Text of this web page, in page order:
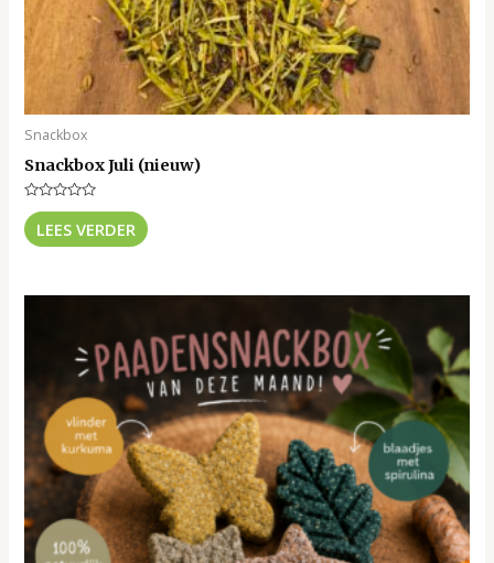
Snackbox
Snackbox Juli (nieuw)
Gewaardeerd
0
uit
5
LEES VERDER